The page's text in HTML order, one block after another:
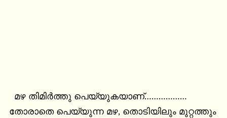
തോരാതെ പെയ്യുന്ന മഴ, തൊടിയിലും മുറ്റത്തും